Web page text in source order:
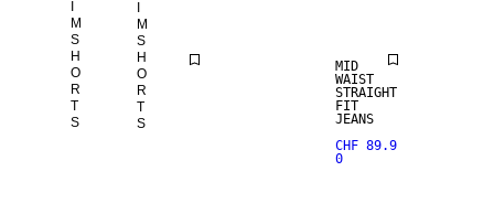
M
S
H
O
R
T
S
M
S
H
O
R
T
S
DUNKLE
JEANSSHO
RTS
CHF 79.9
0
MID
WAIST
STRAIGHT
FIT
JEANS
CHF 89.9
0